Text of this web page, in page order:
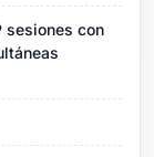
sesiones con